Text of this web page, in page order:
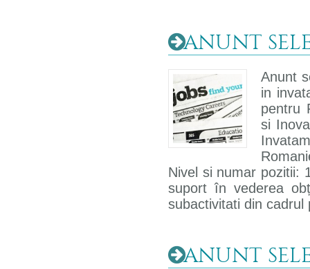
ANUNT
Anunt
in
pentru
si
Nivel si numar pozitii:
suport în vederea
subactivitati din
ANUNT